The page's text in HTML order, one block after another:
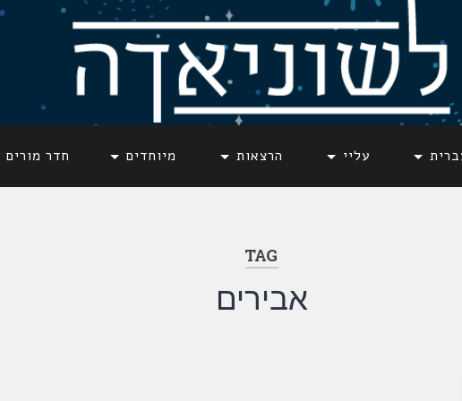
עליי הרצאות מיוחדים חדר מורים
TAG
אבירים